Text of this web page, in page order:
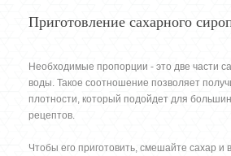
Приготовление сахарного
Необходимые пропорции - это две части
воды. Такое соотношение позволяет
плотности, который подойдет для
рецептов.
Чтобы его приготовить, смешайте сахар и